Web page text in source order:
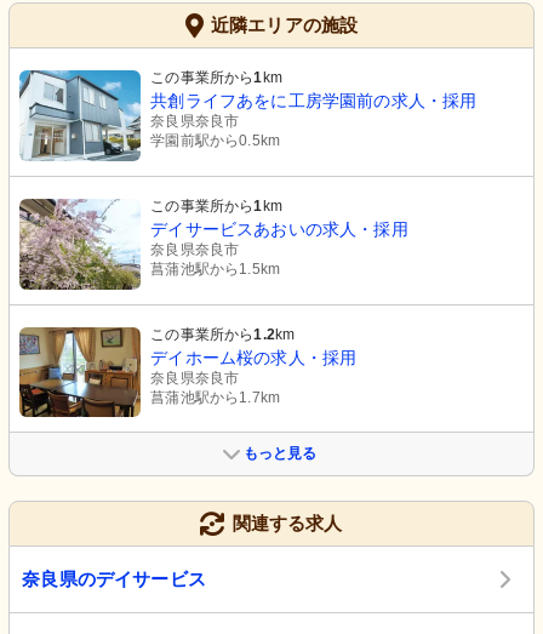
近隣エリアの施設
この事業所から1km
共創ライフあをに工房学園前の求人・採用
奈良県奈良市
学園前駅から0.5km
この事業所から1km
デイサービスあおいの求人・採用
奈良県奈良市
菖蒲池駅から1.5km
この事業所から1.2km
デイホーム桜の求人・採用
奈良県奈良市
菖蒲池駅から1.7km
もっと見る
関連する求人
奈良県のデイサービス